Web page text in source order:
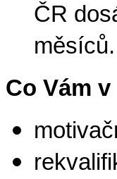
ČR
měsíců.
Co Vám